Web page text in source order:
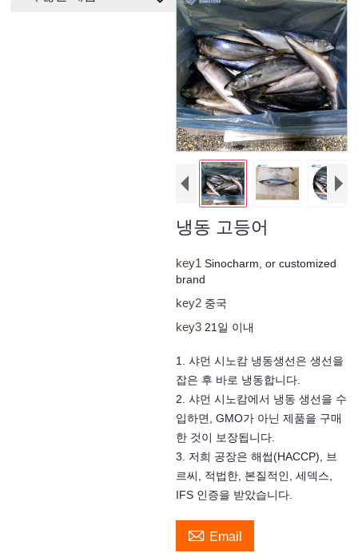
냉동 고등어
key1 Sinocharm, or customized
brand
key2 중국
key3 21일 이내
1. 샤먼 시노캄 냉동생선은 생선을
잡은 후 바로 냉동합니다.
2. 샤먼 시노캄에서 냉동 생선을 수
입하면, GMO가 아닌 제품을 구매
한 것이 보장됩니다.
3. 저희 공장은 해썹(HACCP), 브
르씨, 적법한, 본질적인, 세덱스,
IFS 인증을 받았습니다.
 Email